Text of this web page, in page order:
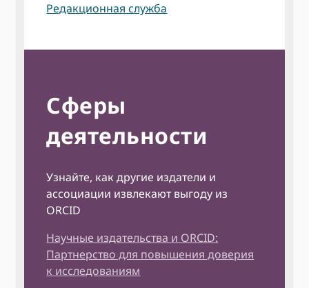
Редакционная служба
Сферы
деятельности
Узнайте, как другие издатели и
ассоциации извлекают выгоду из
ORCID
Научные издательства и ORCID:
Партнерство для повышения доверия
к исследованиям